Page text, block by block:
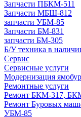
Запчасти ПБКМ-511
Запчасти МБШ-812
запчасти УБМ-85
Запчасти БМ-831
запчасти БМ-305
Б/У техника в
Сервис
Сервисные услуги
Модернизация
Ремонтные услуги
Ремонт БКМ-317,
Ремонт Буровых
УБМ-85